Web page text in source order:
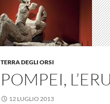
TERRA DEGLI ORSI
POMPEI,
12 LUGLIO 2013